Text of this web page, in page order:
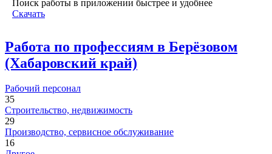
Поиск работы в приложении быстрее и удобнее
Скачать
Работа по профессиям в Берёзовом
(Хабаровский край)
Рабочий персонал
35
Строительство, недвижимость
29
Производство, сервисное обслуживание
16